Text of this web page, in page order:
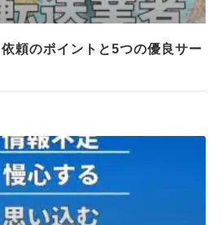
頼のポイントと5つの優良サー